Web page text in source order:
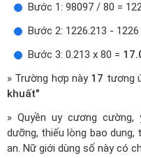
Bước 1: 98097 / 80 =
Bước 2: 1226.213 - 1226
Bước 3: 0.213 x 80 =
» Trường hợp này 17 tương
khuất"
» Quyền uy cương
dưỡng, thiếu lòng bao dung,
an. Nữ giới dùng số này có